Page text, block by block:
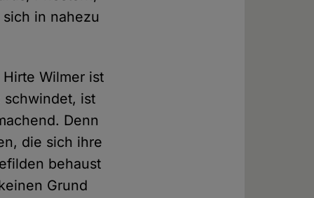
in nahezu
Wilmer ist
schwindet, ist
Denn
die sich ihre
behaust
Grund